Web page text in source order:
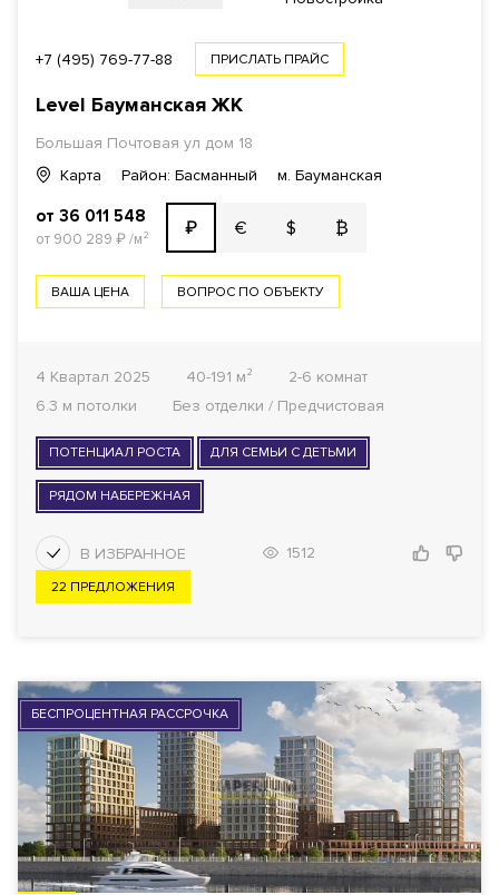
+7 (495) 769-77-88 ПРИСЛАТЬ ПРАЙС
Level Бауманская ЖК
Большая Почтовая ул дом 18
Карта
Район: Басманный м. Бауманская
от 36 011 548
от 900 289 ₽/м² ₽ € $ ₿
ВАША ЦЕНА ВОПРОС ПО ОБЪЕКТУ
4 Квартал 2025 40-191 м²
2-6 комнат
6.3 м потолки
Без отделки / Предчистовая
ПОТЕНЦИАЛ РОСТА ДЛЯ СЕМЬИ С ДЕТЬМИ
РЯДОМ НАБЕРЕЖНАЯ
1512
22 ПРЕДЛОЖЕНИЯ
БЕСПРОЦЕНТНАЯ РАССРОЧКА